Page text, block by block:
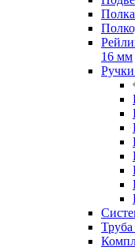
16 мм
Труба